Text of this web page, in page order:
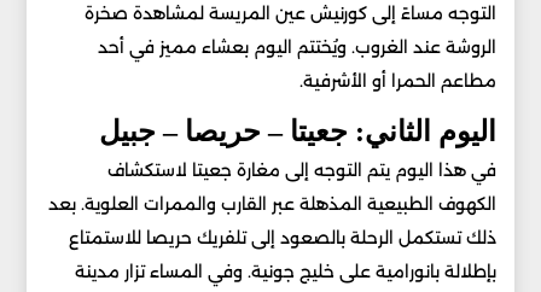
التوجه مساءً إلى كورنيش عين المريسة لمشاهدة صخرة
الروشة عند الغروب. ويُختتم اليوم بعشاء مميز في أحد
مطاعم الحمرا أو الأشرفية.
اليوم الثاني: جعيتا – حريصا – جبيل
في هذا اليوم يتم التوجه إلى مغارة جعيتا لاستكشاف
الكهوف الطبيعية المذهلة عبر القارب والممرات العلوية. بعد
ذلك تستكمل الرحلة بالصعود إلى تلفريك حريصا للاستمتاع
بإطلالة بانورامية على خليج جونية. وفي المساء تزار مدينة